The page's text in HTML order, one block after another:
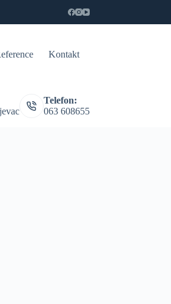
Kontakt
Telefon:
063 608655